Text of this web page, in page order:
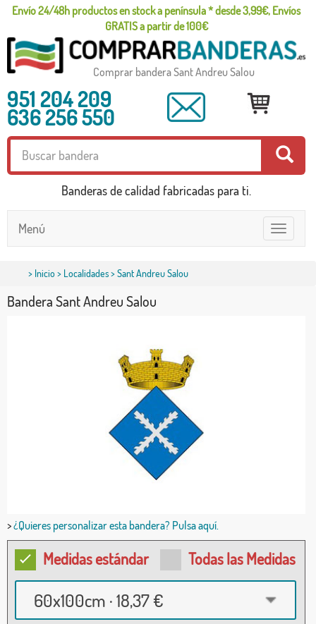
Envío 24/48h productos en stock a península * desde 3,99€, Envíos
GRATIS a partir de 100€
Comprar bandera Sant Andreu Salou
951 204 209
636 256 550
Banderas de calidad fabricadas para ti.
Toggle
navigation
Menú
> Inicio> Localidades> Sant Andreu Salou
Bandera Sant Andreu Salou
>¿Quieres personalizar esta bandera? Pulsa aquí.
Medidas estándar Todas las Medidas
60x100cm · 18,37 €